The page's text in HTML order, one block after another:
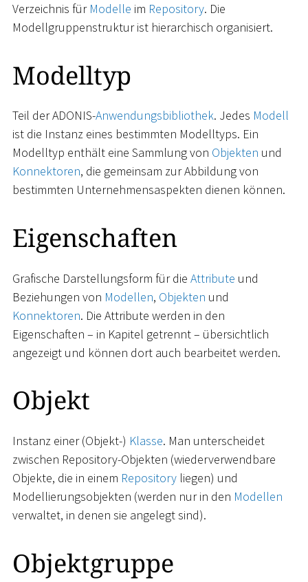
Verzeichnis für Modelle im Repository. Die
Modellgruppenstruktur ist hierarchisch organisiert.
Modelltyp
Teil der ADONIS-Anwendungsbibliothek. Jedes Modell
ist die Instanz eines bestimmten Modelltyps. Ein
Modelltyp enthält eine Sammlung von Objekten und
Konnektoren, die gemeinsam zur Abbildung von
bestimmten Unternehmensaspekten dienen können.
Eigenschaften
Grafische Darstellungsform für die Attribute und
Beziehungen von Modellen, Objekten und
Konnektoren. Die Attribute werden in den
Eigenschaften – in Kapitel getrennt – übersichtlich
angezeigt und können dort auch bearbeitet werden.
Objekt
Instanz einer (Objekt-) Klasse. Man unterscheidet
zwischen Repository-Objekten (wiederverwendbare
Objekte, die in einem Repository liegen) und
Modellierungsobjekten (werden nur in den Modellen
verwaltet, in denen sie angelegt sind).
Objektgruppe